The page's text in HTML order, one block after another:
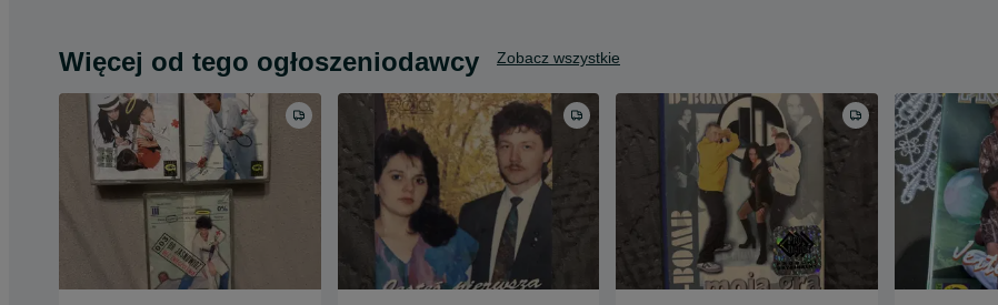
Więcej od tego ogłoszeniodawcy Zobacz wszystkie